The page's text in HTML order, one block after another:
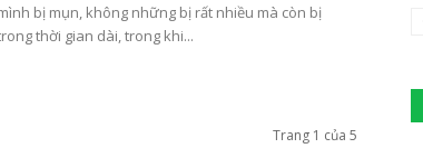
bị mụn, không những bị rất nhiều mà còn bị
thời gian dài, trong khi...
Trang 1 của 5